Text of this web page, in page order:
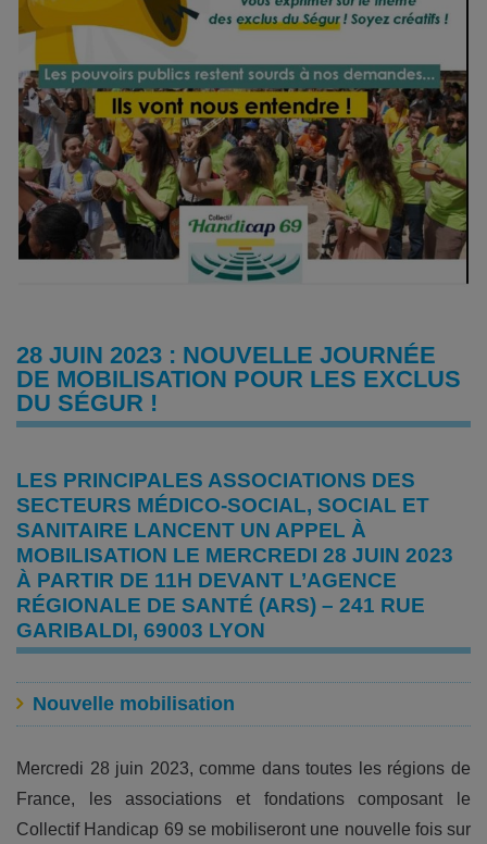
28 JUIN 2023 : NOUVELLE JOURNÉE
DE MOBILISATION POUR LES EXCLUS
DU SÉGUR !
LES PRINCIPALES ASSOCIATIONS DES
SECTEURS MÉDICO-SOCIAL, SOCIAL ET
SANITAIRE LANCENT UN APPEL À
MOBILISATION LE MERCREDI 28 JUIN 2023
À PARTIR DE 11H DEVANT L’AGENCE
RÉGIONALE DE SANTÉ (ARS) – 241 RUE
GARIBALDI, 69003 LYON
Nouvelle mobilisation
Mercredi 28 juin 2023, comme dans toutes les régions de
France, les associations et fondations composant le
Collectif Handicap 69 se mobiliseront une nouvelle fois sur